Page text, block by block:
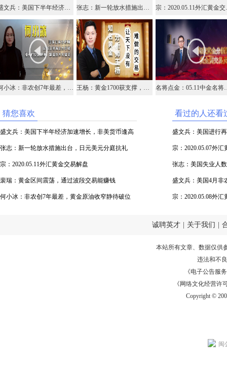
盛文兵：美国下半年经济加速增长，非美货币逢高参与空头 张志：新一轮放水措施出台，日元美元分庭抗礼 宗：
何小冰：非农创7年最差，黄金原油收窄静待破位 王杨：黄金1700获支撑，早盘先多看1720！ 名将点金：
猜您喜欢
盛文兵：美国下半年经济加速增长，非美货币逢高
参与空头
张志：新一轮放水措施出台，日元美元分庭抗礼
宗：2020.05.11外汇黄金交易解盘
裴瑞：黄金区间震荡，通过波段交易能赚钱
何小冰：非农创7年最差，黄金原油收窄静待破位
看过的人还看
盛文兵：美国进行
宗：2020.05.07外汇
张志：美国失业人
盛文兵：美国4月非
空
宗：2020.05.08外汇
诚聘英才 关于我们
本站所有文章、数据仅供
违法和不
《电子公告服务
《网络文化经营许
Copyright ©
闽